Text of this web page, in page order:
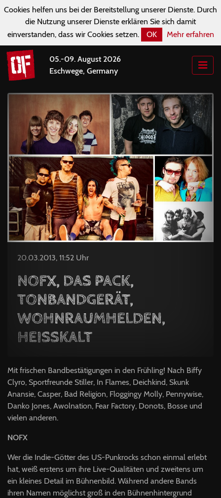
Cookies helfen uns bei der Bereitstellung unserer Dienste. Durch
die Nutzung unserer Dienste erklären Sie sich damit
einverstanden, dass wir Cookies setzen.
OK Mehr erfahren
05.-09. August 2026
Eschwege, Germany
20.03.2013, 11:52 Uhr
NOFX, DAS PACK,
TONBANDGERÄT,
WOHNRAUMHELDEN,
HEISSKALT
Mit frischen Bandbestätigungen in den Frühling! Nach Biffy
Clyro, Sportfreunde Stiller, In Flames, Deichkind, Skunk
Anansie, Casper, Bad Religion, Floggingy Molly, Pennywise,
Danko Jones, Awolnation, Fear Factory, Donots, Bosse und
vielen anderen.
NOFX
Wer die Indie-Götter des US-Punkrocks schon einmal erlebt
hat, weiß erstens um ihre Live-Qualitäten und zweitens um
ein kleines Detail im Bühnenbild. Während andere Bands
ihren Namen möglichst groß in den Bühnenhintergrund